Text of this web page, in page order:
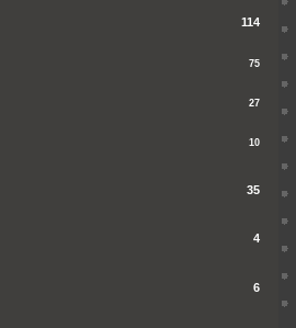
114
75
27
10
35
4
6